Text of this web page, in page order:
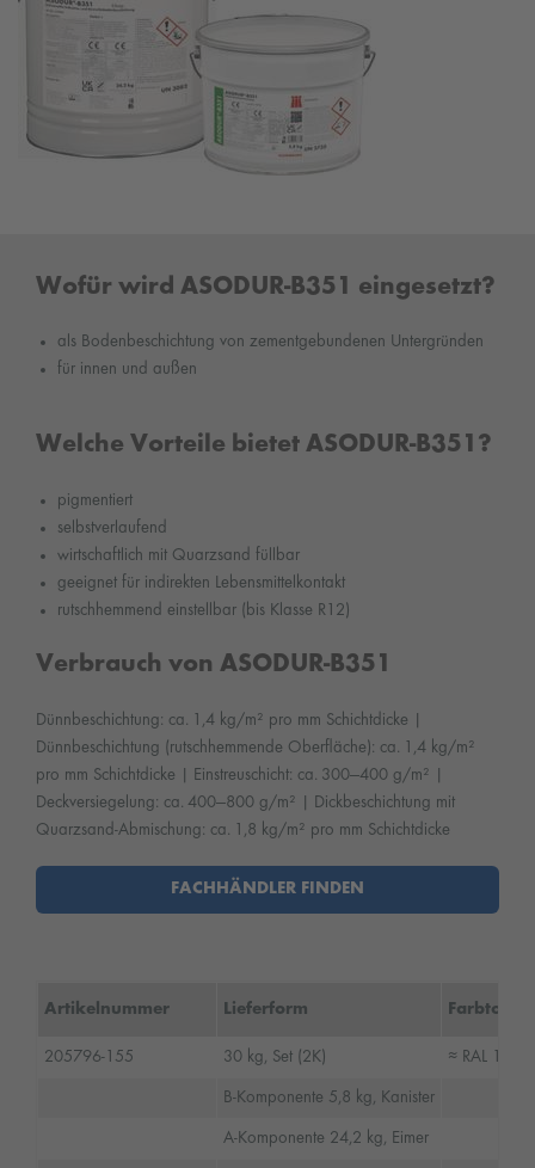
Wofür wird ASODUR-B351 eingesetzt?
als Bodenbeschichtung von zementgebundenen Untergründen
für innen und außen
Welche Vorteile bietet ASODUR-B351?
pigmentiert
selbstverlaufend
wirtschaftlich mit Quarzsand füllbar
geeignet für indirekten Lebensmittelkontakt
rutschhemmend einstellbar (bis Klasse R12)
Verbrauch von ASODUR-B351
Dünnbeschichtung: ca. 1,4 kg/m² pro mm Schichtdicke |
Dünnbeschichtung (rutschhemmende Oberfläche): ca. 1,4 kg/m²
pro mm Schichtdicke | Einstreuschicht: ca. 300—400 g/m² |
Deckversiegelung: ca. 400—800 g/m² | Dickbeschichtung mit
Quarzsand-Abmischung: ca. 1,8 kg/m² pro mm Schichtdicke
FACHHÄNDLER FINDEN
Artikelnummer Lieferform Farbton
205796-155 30 kg, Set (2K) ≈ RAL
B-Komponente 5,8 kg, Kanister
A-Komponente 24,2 kg, Eimer